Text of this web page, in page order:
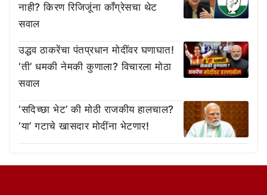
नाही? किरण रिजिजूंना काँग्रेसचा थेट
सवाल
उद्धव ठाकरेंचा पंतप्रधान मोदींवर घणाघात!
‘ती’ धमकी नेमकी कुणाला? विचारला मोठा
सवाल
‘सदिच्छा भेट’ की मोठी राजकीय हालचाल?
‘या’ गटाचे खासदार मोदींना भेटणार!